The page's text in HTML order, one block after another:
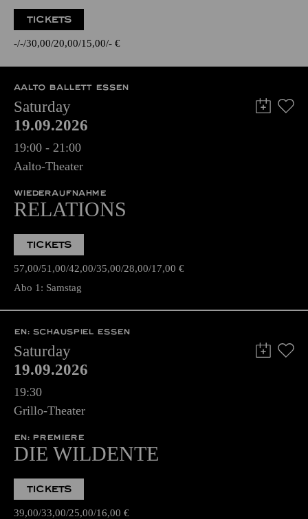
TICKETS
- - 30,00 20,00 15,00 - €
AALTO BALLETT ESSEN
Saturday
19.09.2026
19:00 - 21:00
Aalto-Theater
WIEDERAUFNAHME
RELATIONS
TICKETS
57,00 51,00 42,00 35,00 28,00 17,00 €
Abo 1: Samstag
EN: SCHAUSPIEL ESSEN
Saturday
19.09.2026
19:30
Grillo-Theater
EN: PREMIERE
DIE WILDENTE
TICKETS
39,00 33,00 25,00 16,00 €